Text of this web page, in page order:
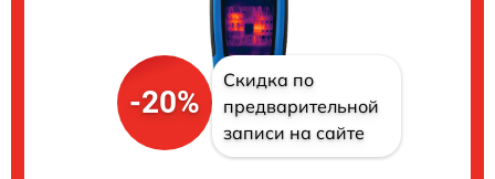
-20%
Скидка по
предварительной
записи на сайте